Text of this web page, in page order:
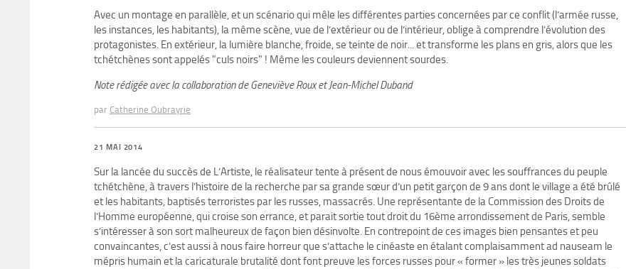
Avec un montage en parallèle, et un scénario qui mêle les différentes parties concernées par ce conflit (l’armée russe,
les instances, les habitants), la même scène, vue de l’extérieur ou de l’intérieur, oblige à comprendre l’évolution des
protagonistes. En extérieur, la lumière blanche, froide, se teinte de noir... et transforme les plans en gris, alors que les
tchétchènes sont appelés "culs noirs" ! Même les couleurs deviennent sourdes.
Note rédigée avec la collaboration de Geneviève Roux et Jean-Michel Duband
par Catherine Oubrayrie
21 MAI 2014
Sur la lancée du succès de L’Artiste, le réalisateur tente à présent de nous émouvoir avec les souffrances du peuple
tchétchène, à travers l’histoire de la recherche par sa grande sœur d’un petit garçon de 9 ans dont le village a été brûlé
et les habitants, baptisés terroristes par les russes, massacrés. Une représentante de la Commission des Droits de
l’Homme européenne, qui croise son errance, et parait sortie tout droit du 16ème arrondissement de Paris, semble
s’intéresser à son sort malheureux de façon bien désinvolte. En contrepoint de ces images bien pensantes et peu
convaincantes, c’est aussi à nous faire horreur que s’attache le cinéaste en étalant complaisamment ad nauseam le
mépris humain et la caricaturale brutalité dont font preuve les forces russes pour « former » les très jeunes soldats